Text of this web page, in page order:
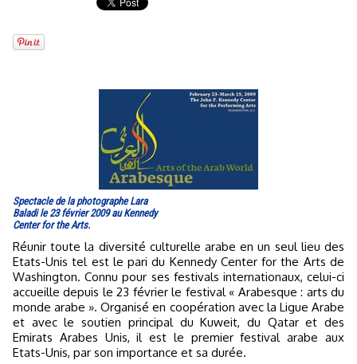
Spectacle de la photographe Lara
Baladi le 23 février 2009 au Kennedy
Center for the Arts.
Réunir toute la diversité culturelle arabe en un seul lieu des
Etats-Unis tel est le pari du Kennedy Center for the Arts de
Washington. Connu pour ses festivals internationaux, celui-ci
accueille depuis le 23 février le festival « Arabesque : arts du
monde arabe ». Organisé en coopération avec la Ligue Arabe
et avec le soutien principal du Kuweit, du Qatar et des
Emirats Arabes Unis, il est le premier festival arabe aux
Etats-Unis, par son importance et sa durée.